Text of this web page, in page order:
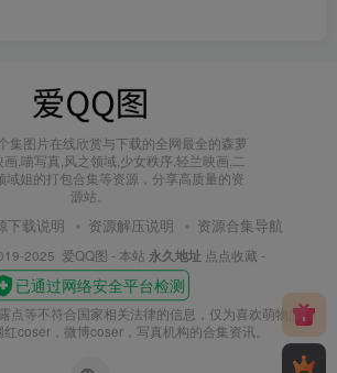
集图片在线欣赏与下载的全网最全的森萝
画,喵写真,风之领域,少女秩序,轻兰映画,二
域姐的打包合集等资源，分享高质量的资
源站。
下载说明 资源解压说明 资源合集导航
2025 爱QQ图 - 本站 永久地址 点点收藏 -
点等不符合国家相关法律的信息，仅为喜欢萌物的小
coser，微博coser，写真机构的合集资讯。